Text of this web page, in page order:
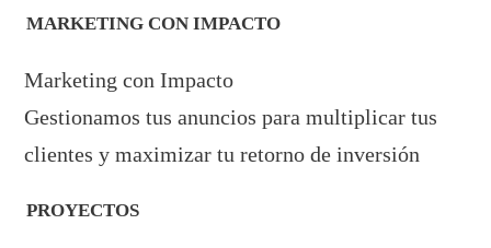
MARKETING CON IMPACTO
Marketing con Impacto
Gestionamos tus anuncios para multiplicar tus
clientes y maximizar tu retorno de inversión
PROYECTOS